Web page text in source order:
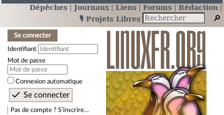
Dépêches Journaux Liens Forums
Rédaction
🎙️ Projets Libres
Se connecter
Identifiant
Mot de passe
Connexion automatique
Pas de compte ? S’inscrire…